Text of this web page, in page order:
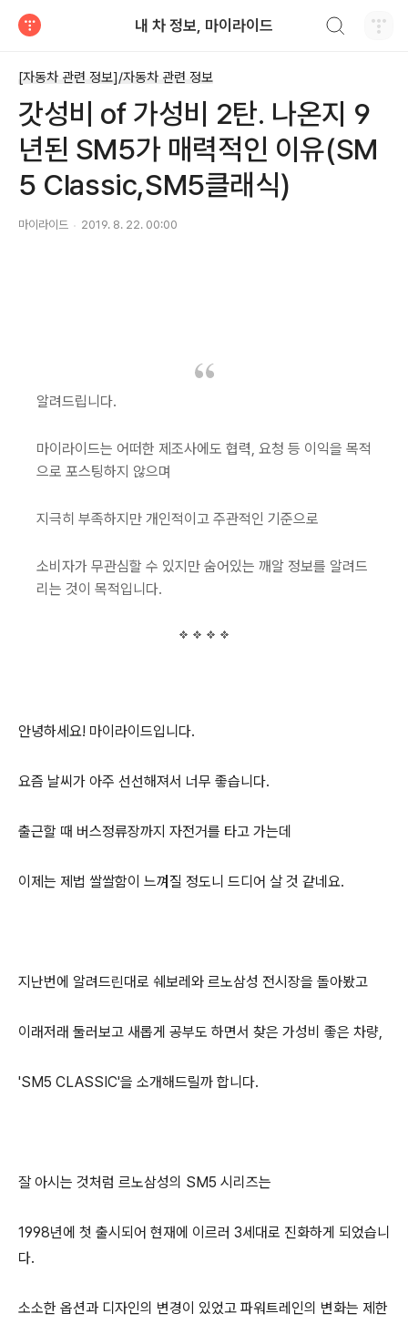
내 차 정보, 마이라이드
[자동차 관련 정보]/자동차 관련 정보
갓성비 of 가성비 2탄. 나온지 9
년된 SM5가 매력적인 이유(SM
5 Classic,SM5클래식)
마이라이드 2019. 8. 22. 00:00
알려드립니다.
마이라이드는 어떠한 제조사에도 협력, 요청 등 이익을 목적
으로 포스팅하지 않으며
지극히 부족하지만 개인적이고 주관적인 기준으로
소비자가 무관심할 수 있지만 숨어있는 깨알 정보를 알려드
리는 것이 목적입니다.
안녕하세요! 마이라이드입니다.
요즘 날씨가 아주 선선해져서 너무 좋습니다.
출근할 때 버스정류장까지 자전거를 타고 가는데
이제는 제법 쌀쌀함이 느껴질 정도니 드디어 살 것 같네요.
지난번에 알려드린대로 쉐보레와 르노삼성 전시장을 돌아봤고
이래저래 둘러보고 새롭게 공부도 하면서 찾은 가성비 좋은 차량,
'SM5 CLASSIC'을 소개해드릴까 합니다.
잘 아시는 것처럼 르노삼성의 SM5 시리즈는
1998년에 첫 출시되어 현재에 이르러 3세대로 진화하게 되었습니
다.
소소한 옵션과 디자인의 변경이 있었고 파워트레인의 변화는 제한